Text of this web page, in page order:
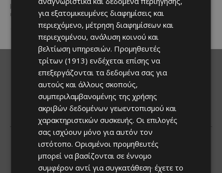
μερίδες, η Lidl Κύπρου
επιβεβαίωσε για ακόμα...
γλέντι,...
για εξατομικευμένες διαφημίσεις και
περιεχόμενο, μέτρηση διαφημίσεων και
περιεχομένου, ανάλυση κοινού και
βελτίωση υπηρεσιών. Προμηθευτές
τρίτων (1913) ενδέχεται επίσης να
επεξεργάζονται τα δεδομένα σας για
αυτούς και άλλους σκοπούς,
συμπεριλαμβανομένης της χρήσης
ακριβών δεδομένων γεωεντοπισμού και
χαρακτηριστικών συσκευής. Οι επιλογές
σας ισχύουν μόνο για αυτόν τον
ιστότοπο. Ορισμένοι προμηθευτές
μπορεί να βασίζονται σε έννομο
συμφέρον αντί για συγκατάθεση· έχετε το